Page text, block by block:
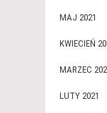
MAJ 2021
KWIECIEŃ
MARZEC
LUTY 2021